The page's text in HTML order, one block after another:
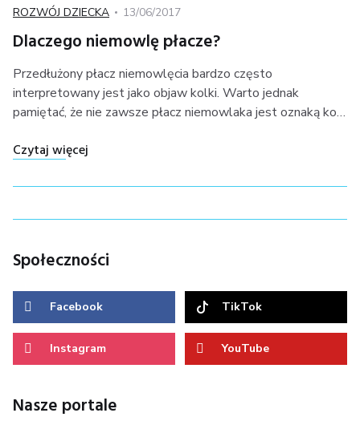
Kategoria
ROZWÓJ DZIECKA
Posted
13/06/2017
Dlaczego niemowlę płacze?
Przedłużony płacz niemowlęcia bardzo często
interpretowany jest jako objaw kolki. Warto jednak
pamiętać, że nie zawsze płacz niemowlaka jest oznaką ko…
Czytaj więcej
Społeczności
Facebook TikTok
Instagram YouTube
Nasze portale